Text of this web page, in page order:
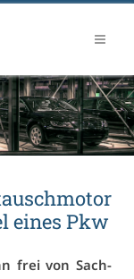
ei­nes Pkw
frei von Sach­